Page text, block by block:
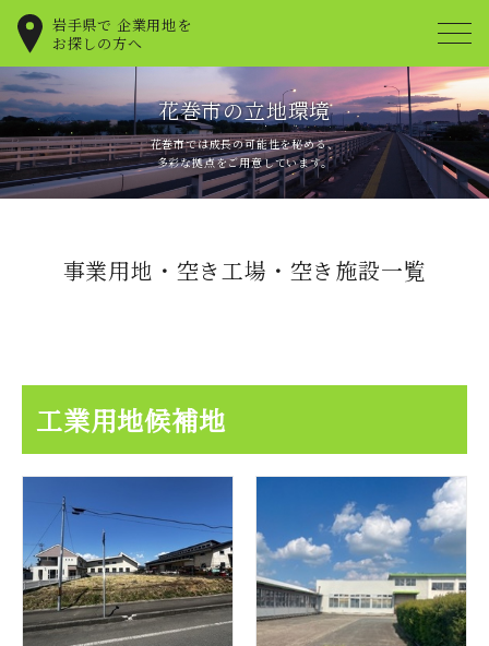
岩手県で 企業用地を
お探しの方へ
花巻市の立地環境
花巻市では成長の可能性を秘める、
多彩な拠点をご用意しています。
事業用地・空き工場・空き施設一覧
工業用地候補地